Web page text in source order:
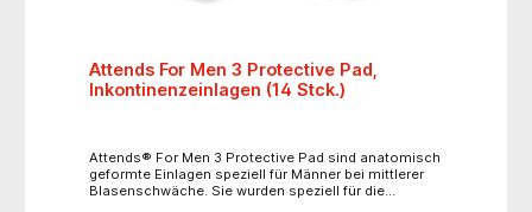
Attends For Men 3 Protective Pad,
Inkontinenzeinlagen (14 Stck.)
Attends® For Men 3 Protective Pad sind anatomisch
geformte Einlagen speziell für Männer bei mittlerer
Blasenschwäche. Sie wurden speziell für die